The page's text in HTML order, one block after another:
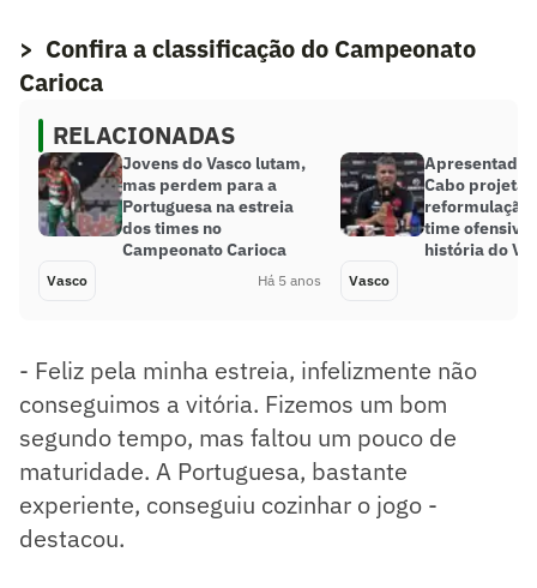
> Confira a classificação do Campeonato
Carioca
RELACIONADAS
Jovens do Vasco lutam,
mas perdem para a
Portuguesa na estreia
dos times no
Campeonato Carioca
Vasco Há 5 anos
Apresentado,
Cabo projeta
reformulação
time ofensivo:
história do
Vasco
- Feliz pela minha estreia, infelizmente não
conseguimos a vitória. Fizemos um bom
segundo tempo, mas faltou um pouco de
maturidade. A Portuguesa, bastante
experiente, conseguiu cozinhar o jogo -
destacou.